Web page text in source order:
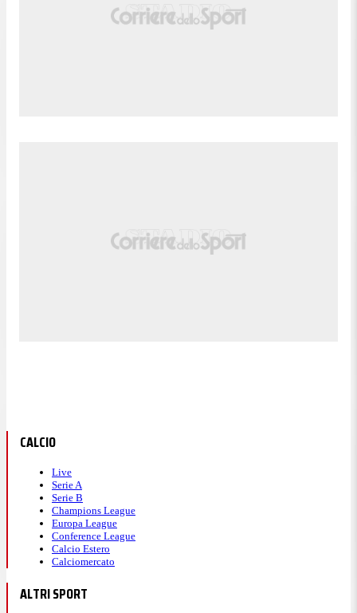
CALCIO
Live
Serie A
Serie B
Champions League
Europa League
Conference League
Calcio Estero
Calciomercato
ALTRI SPORT